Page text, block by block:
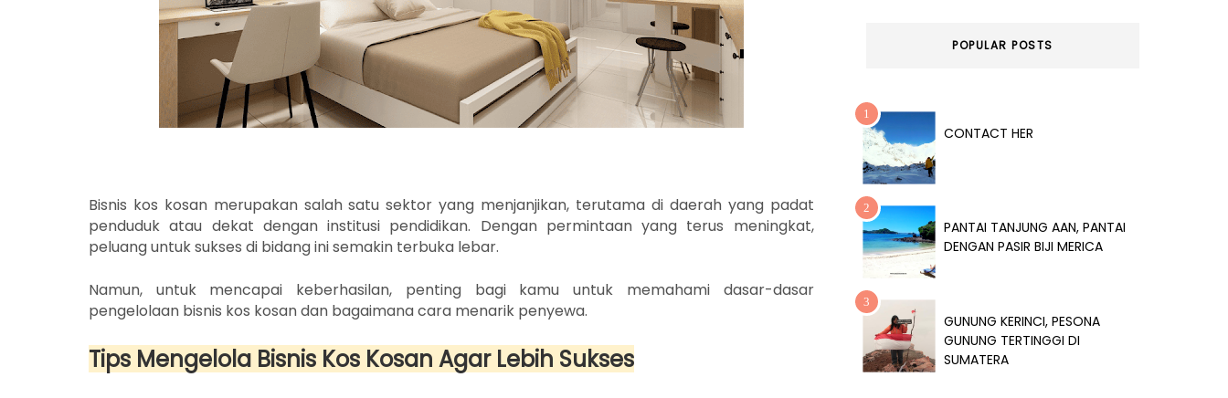
Bisnis kos kosan merupakan salah satu sektor yang menjanjikan, terutama di daerah yang padat
penduduk atau dekat dengan institusi pendidikan. Dengan permintaan yang terus meningkat,
peluang untuk sukses di bidang ini semakin terbuka lebar.
Namun, untuk mencapai keberhasilan, penting bagi kamu untuk memahami dasar-dasar
pengelolaan bisnis kos kosan dan bagaimana cara menarik penyewa.
Tips Mengelola Bisnis Kos Kosan Agar Lebih Sukses
POPULAR POSTS
CONTACT HER
PANTAI TANJUNG AAN, PANTAI
DENGAN PASIR BIJI MERICA
GUNUNG KERINCI, PESONA
GUNUNG TERTINGGI DI
SUMATERA